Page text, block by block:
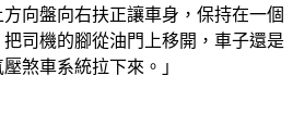
向盤向右扶正讓車身，保持在一個
司機的腳從油門上移開，車子還是
煞車系統拉下來。」